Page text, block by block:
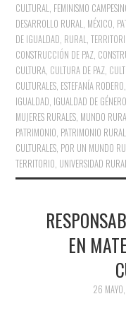
CULTURAL FEMINISMO
DESARROLLO RURAL MÉXICO
DE IGUALDAD RURAL ,
CONSTRUCCIÓN DE PAZ
CULTURA CULTURA DE PAZ
CULTURALES ESTEFANÍA RODERO
IGUALDAD IGUALDAD DE GÉNERO
MUJERES RURALES MUNDO
PATRIMONIO PATRIMONIO RURAL
CULTURALES POR UN MUNDO
TERRITORIO UNIVERSIDAD RURAL
EN
26